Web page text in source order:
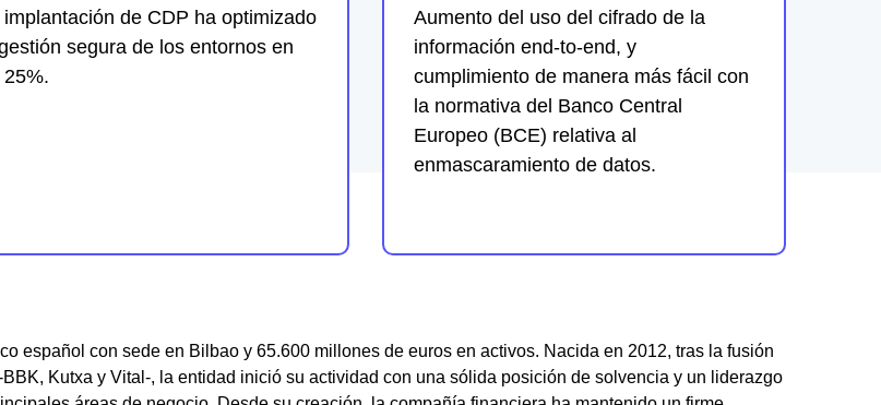
implantación de CDP ha optimizado
segura de los entornos en
25%.
Aumento del uso del cifrado de la
información end-to-end, y
cumplimiento de manera más fácil con
la normativa del Banco Central
Europeo (BCE) relativa al
enmascaramiento de datos.
español con sede en Bilbao y 65.600 millones de euros en activos. Nacida en 2012, tras la fusión
Kutxa y Vital-, la entidad inició su actividad con una sólida posición de solvencia y un liderazgo